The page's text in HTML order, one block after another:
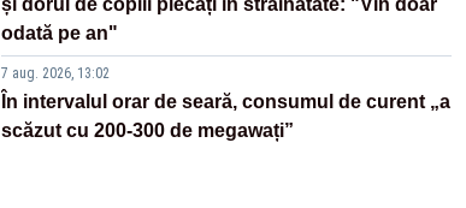
și dorul de copiii plecați în străinătate: "Vin doar
odată pe an"
7 aug. 2026, 13:02
În intervalul orar de seară, consumul de curent „a
scăzut cu 200-300 de megawați”